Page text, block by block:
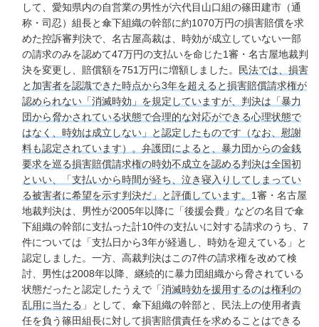
して、愛知県内の自営業の男性が六代目山口組の篠田建市（通
称・司忍）組長と傘下組織の幹部に約1070万円の損害賠償を求
めた控訴審判決で、名古屋高裁は、時効が成立していない一部
の請求のみを認めて47万円の支払いを命じた1審・名古屋地裁判
決を変更し、賠償額を751万円に増額しました。
民法では、損害
と加害者を認識できた時点から3年を超えると損害賠償請求権が
認められない「消滅時効」を規定していますが、判決は「暴力
団から脅かされている状態で合理的な対応ができる心理状態で
はなく、時効は成立しない」と認定したものです（なお、慰謝
料も認定されています）。弁護団によると、暴力団からの金銭
要求を巡る損害賠償請求権の時効不成立を認める判決は全国初
といい、「支払いから時間が経ち、泣き寝入りしてしまってい
る被害者に希望を示す判決だ」と評価しています。 1審・名古屋
地裁判決は、男性が2005年以降に「後援会費」などの名目で傘
下組織の幹部に支払った計10件の支払いに対する請求のうち、7
件については「支払日から3年が経過し、時効を迎えている」と
認定しました。一方、高裁判決はこの7件の請求権を改めて検
討、男性は2008年以降、継続的に暴力団組織から脅されている
状態だったと認定したうえで「消滅時効を援用するのは権利の
乱用に当たる 」として、傘下組織の幹部と、民法上の使用者責
任を負う篠田組長に対して損害賠償責任を求めることはできる